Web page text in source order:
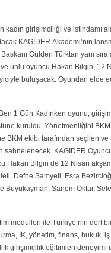
kadın girişimciliği ve istihdamı
KAGİDER Akademi’nin
Gülden Türktan yanı
ünlü oyuncu Hakan Bilgin, 12
buluşacak. Oyundan elde
1 Gün Kadınken oyunu,
kuruldu. Yönetmenliğini
BKM ekibi tarafından seçilen
sahnelenecek. KAGİDER
Hakan Bilgin de 12 Nisan
Defne Samyeli, Esra
Büyükayman, Sanem Oktar,
modülleri ile Türkiye’nin dört
İK, yönetim, finans, hukuk,
girişimcilik eğitimleri